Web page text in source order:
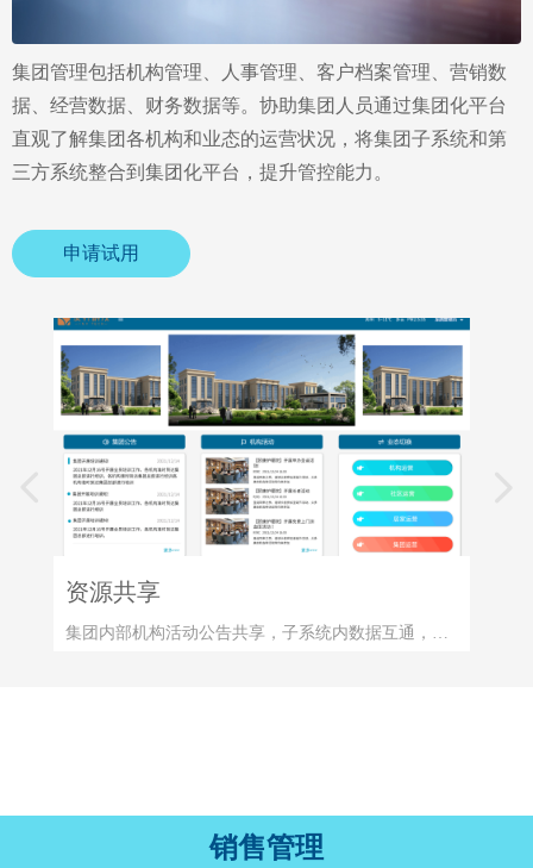
销售管理
资源共享
集团内部机构活动公告共享，子系统内数据互通，实
集团管理包括机构管理、人事管理、客户档案管理、营销数
据、经营数据、财务数据等。协助集团人员通过集团化平台
直观了解集团各机构和业态的运营状况，将集团子系统和第
三方系统整合到集团化平台，提升管控能力。
申请试用